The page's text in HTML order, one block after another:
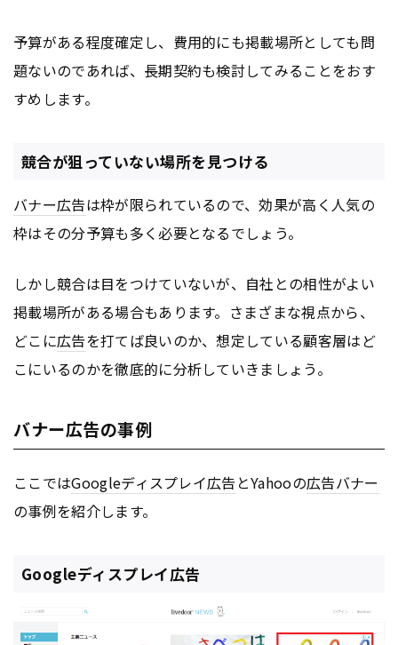
予算がある程度確定し、費用的にも掲載場所としても問
題ないのであれば、長期契約も検討してみることをおす
すめします。
競合が狙っていない場所を見つける
バナー広告は枠が限られているので、効果が高く人気の
枠はその分予算も多く必要となるでしょう。
しかし競合は目をつけていないが、自社との相性がよい
掲載場所がある場合もあります。さまざまな視点から、
どこに広告を打てば良いのか、想定している顧客層はど
こにいるのかを徹底的に分析していきましょう。
バナー広告の事例
ここではGoogleディスプレイ広告 とYahooの広告バナー
の事例を紹介します。
Googleディスプレイ広告